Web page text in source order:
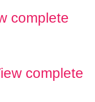
complete
complete